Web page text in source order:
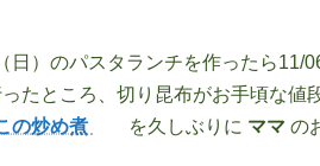
日）のパスタランチを作ったら11/
たところ、切り昆布がお手頃な値
の炒め煮 を久しぶりに ママ の